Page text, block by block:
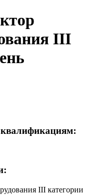
III
III категории